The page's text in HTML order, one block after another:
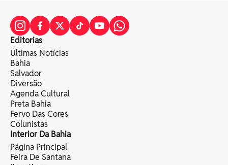
Editorias
Últimas Notícias
Bahia
Salvador
Diversão
Agenda Cultural
Preta Bahia
Fervo Das Cores
Colunistas
Interior Da Bahia
Página Principal
Feira De Santana